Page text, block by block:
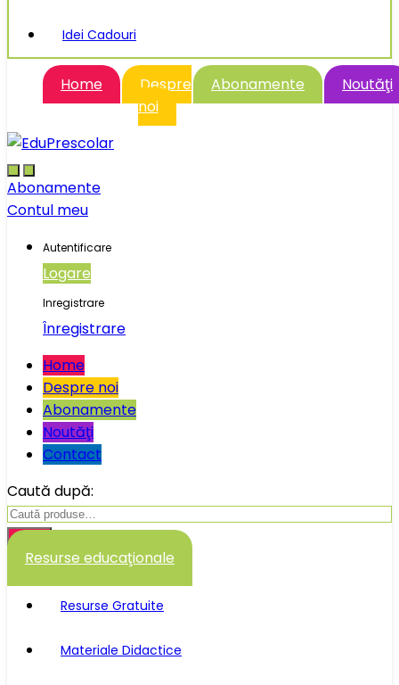
Idei Cadouri
Home
Despre
noi
Abonamente Noutăţi
Abonamente
Contul meu
Autentificare
Logare
Inregistrare
Înregistrare
Home
Despre noi
Abonamente
Noutăţi
Contact
Caută după:
Caută
Resurse educaţionale
Resurse Gratuite
Materiale Didactice